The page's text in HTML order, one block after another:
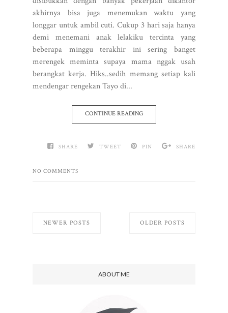
akhirnya bisa juga menemukan waktu yang
longgar untuk ambil cuti. Cukup 3 hari saja hanya
demi menemani anak lelakiku tercinta yang
beberapa minggu terakhir ini sering banget
merengek meminta supaya mama nggak usah
berangkat kerja. Hiks..sedih memang setiap kali
mendengar rengekan Tayo di...
CONTINUE READING
SHARE TWEET PIN SHARE
NO COMMENTS
NEWER POSTS OLDER POSTS
ABOUT ME